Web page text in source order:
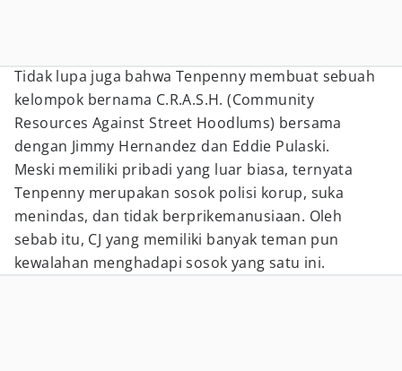
Tidak lupa juga bahwa Tenpenny membuat sebuah
kelompok bernama C.R.A.S.H. (Community
Resources Against Street Hoodlums) bersama
dengan Jimmy Hernandez dan Eddie Pulaski.
Meski memiliki pribadi yang luar biasa, ternyata
Tenpenny merupakan sosok polisi korup, suka
menindas, dan tidak berprikemanusiaan. Oleh
sebab itu, CJ yang memiliki banyak teman pun
kewalahan menghadapi sosok yang satu ini.